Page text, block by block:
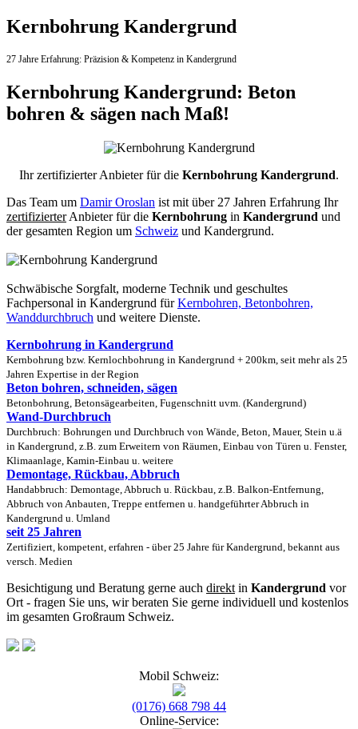
Kernbohrung Kandergrund
27 Jahre Erfahrung: Präzision & Kompetenz in Kandergrund
Kernbohrung Kandergrund: Beton
bohren & sägen nach Maß!
Ihr zertifizierter Anbieter für die Kernbohrung Kandergrund.
Das Team um Damir Oroslan ist mit über 27 Jahren Erfahrung Ihr
zertifizierterAnbieter für die Kernbohrung in Kandergrund und
der gesamten Region um Schweiz und Kandergrund.
Schwäbische Sorgfalt, moderne Technik und geschultes
Fachpersonal in Kandergrund fürKernbohren, Betonbohren,
Wanddurchbruch und weitere Dienste.
Kernbohrung in Kandergrund
Kernbohrung bzw. Kernlochbohrung in Kandergrund + 200km, seit mehr als 25
Jahren Expertise in der Region
Beton bohren, schneiden, sägen
Betonbohrung, Betonsägearbeiten, Fugenschnitt uvm. (Kandergrund)
Wand-Durchbruch
Durchbruch: Bohrungen und Durchbruch von Wände, Beton, Mauer, Stein u.ä
in Kandergrund, z.B. zum Erweitern von Räumen, Einbau von Türen u. Fenster,
Klimaanlage, Kamin-Einbau u. weitere
Demontage, Rückbau, Abbruch
Handabbruch: Demontage, Abbruch u. Rückbau, z.B. Balkon-Entfernung,
Abbruch von Anbauten, Treppe entfernen u. handgeführter Abbruch in
Kandergrund u. Umland
seit 25 Jahren
Zertifiziert, kompetent, erfahren - über 25 Jahre für Kandergrund, bekannt aus
versch. Medien
Besichtigung und Beratung gerne auch direkt in Kandergrund vor
Ort - fragen Sie uns, wir beraten Sie gerne individuell und kostenlos
im gesamten Großraum Schweiz.
Mobil Schweiz:
(0176) 668 798 44
Online-Service: